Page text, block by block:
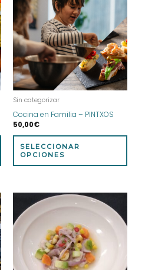
tiene
múltiples
variantes.
Las
opciones
se
pueden
elegir
página
producto
Sin categorizar
Cocina en Familia – PINTXOS
50,00€
SELECCIONAR
OPCIONES
Las